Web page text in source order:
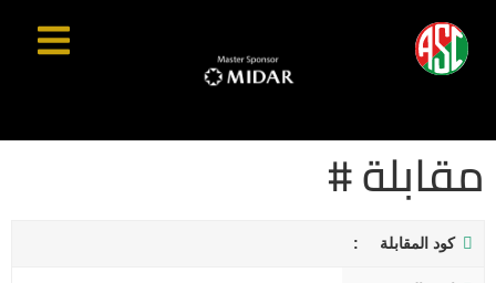
مقابلة #
كود المقابلة